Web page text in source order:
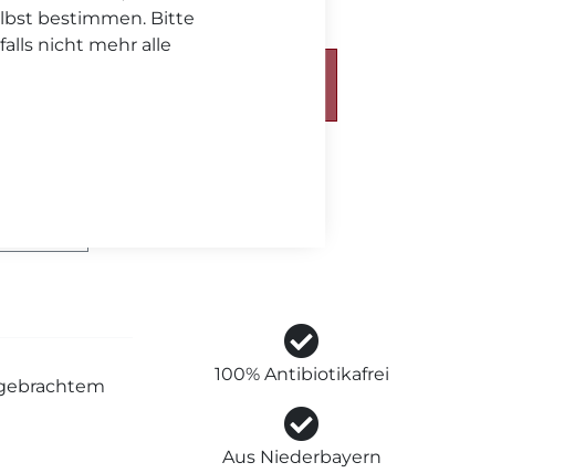
bestimmen. Bitte
nicht mehr alle
verschickt. Bitte beachten Sie
100% Antibiotikafrei
Aus Niederbayern